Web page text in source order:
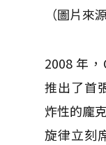
（圖片來
2008 年
推出了首
炸性的龐
旋律立刻